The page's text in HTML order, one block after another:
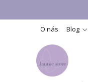
O nás Blog